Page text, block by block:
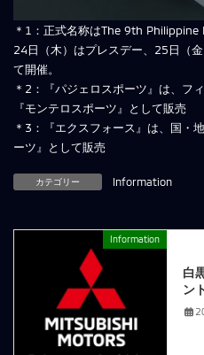
＊1：正式名称はThe 9th
24日（木）はプレスデー、25日（
て開催。
＊2：『パジェロスポーツ』は、フ
『モンテロスポーツ』として販売
＊3：『エクスフォース』は、国・
ーツ』として販売
カテゴリー Information
Information
白
ン